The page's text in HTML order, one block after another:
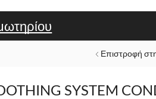
Επιστροφή
SYSTEM